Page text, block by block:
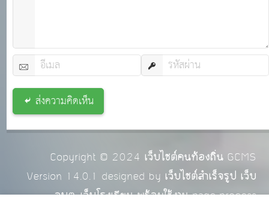
ส่งความคิดเห็น
Copyright © 2024 เว็บไซต์คนท้องถิ่นGCMS
Version 14.0.1 designed by เว็บไซต์สำเร็จรูป เว็บ